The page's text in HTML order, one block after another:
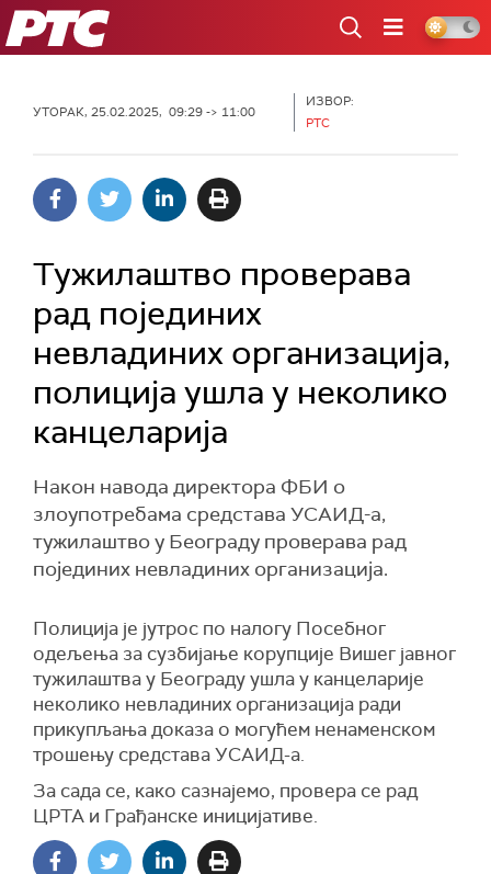
РТС
УТОРАК, 25.02.2025, 09:29 -> 11:00
ИЗВОР:
РТС
Тужилаштво проверава
рад појединих
невладиних организација,
полиција ушла у неколико
канцеларија
Након навода директора ФБИ о
злоупотребама средстава УСАИД-а,
тужилаштво у Београду проверава рад
појединих невладиних организација.
Полиција је јутрос по налогу Посебног
одељења за сузбијање корупције Вишег јавног
тужилаштва у Београду ушла у канцеларије
неколико невладиних организација ради
прикупљања доказа о могућем ненаменском
трошењу средстава УСАИД-а.
За сада се, како сазнајемо, провера се рад
ЦРТА и Грађанске иницијативе.